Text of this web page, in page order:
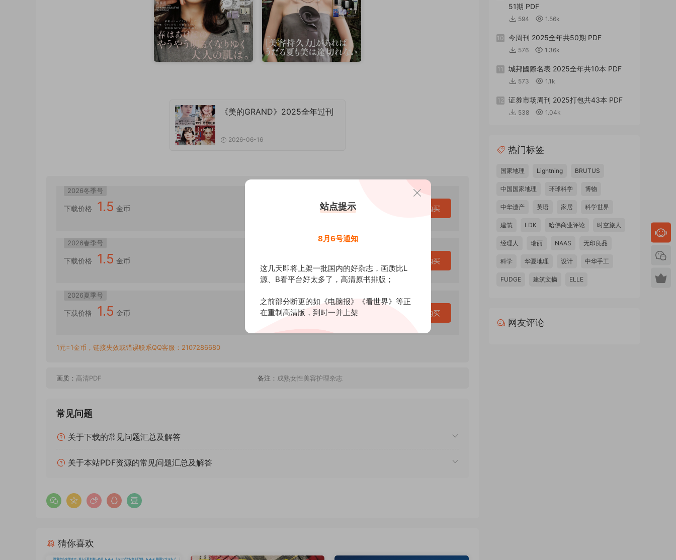
《美的GRAND》2025全年过刊
2026-06-16
2026冬季号
下载价格 1.5 金币 立即购买
2026春季号
下载价格 1.5 金币 立即购买
2026夏季号
下载价格 1.5 金币 立即购买
1元=1金币，链接失效或错误联系QQ客服：2107286680
画质： 高清PDF 备注： 成熟女性美容护理杂志
常见问题
关于下载的常见问题汇总及解答
关于本站PDF资源的常见问题汇总及解答
猜你喜欢
51期 PDF
594 1.56k
10 今周刊 2025全年共50期 PDF
576 1.36k
11 城邦國際名表 2025全年共10本 PDF
573 1.1k
12 证券市场周刊 2025打包共43本 PDF
538 1.04k
热门标签
国家地理 Lightning BRUTUS
中国国家地理 环球科学 博物
中华遗产 英语 家居 科学世界
建筑 LDK 哈佛商业评论 时空旅人
经理人 瑞丽 NAAS 无印良品
科学 华夏地理 设计 中华手工
FUDGE 建筑文摘 ELLE
网友评论
站点提示
8月6号通知
这几天即将上架一批国内的好杂志，画质比L
源、B看平台好太多了，高清原书排版；
之前部分断更的如《电脑报》《看世界》等正
在重制高清版，到时一并上架